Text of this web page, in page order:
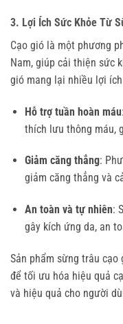
3. Lợi Ích Sức Khỏe Từ
Cạo gió là một phương
Nam, giúp cải thiện sức
gió mang lại nhiều lợi
Hỗ trợ tuần hoàn máu
thích lưu thông máu,
Giảm căng thẳng:
giảm căng thẳng và
An toàn và tự nhiên:
gây kích ứng da, an
Sản phẩm sừng trâu
để tối ưu hóa hiệu quả
và hiệu quả cho người